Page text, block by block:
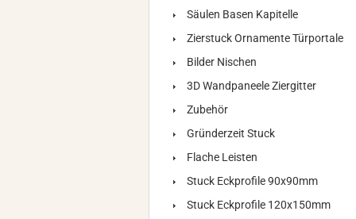
Säulen Basen Kapitelle
Zierstuck Ornamente Türportale
Bilder Nischen
3D Wandpaneele Ziergitter
Zubehör
Gründerzeit Stuck
Flache Leisten
Stuck Eckprofile 90x90mm
Stuck Eckprofile 120x150mm